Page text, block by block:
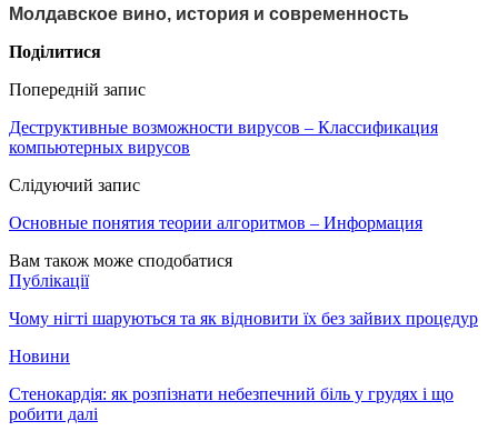
Молдавское вино, история и современность
Поділитися
Попередній запис
Деструктивные возможности вирусов – Классификация
компьютерных вирусов
Слідуючий запис
Основные понятия теории алгоритмов – Информация
Вам також може сподобатися
Публікації
Чому нігті шаруються та як відновити їх без зайвих процедур
Новини
Стенокардія: як розпізнати небезпечний біль у грудях і що
робити далі